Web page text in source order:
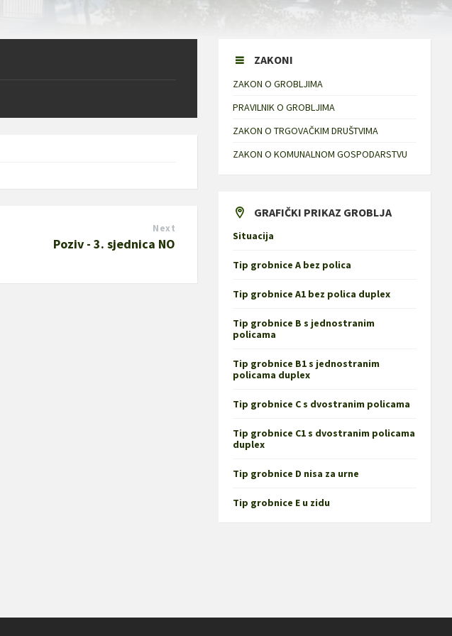
Next
Poziv - 3. sjednica NO
ZAKONI
ZAKON O GROBLJIMA
PRAVILNIK O GROBLJIMA
ZAKON O TRGOVAČKIM DRUŠTVIMA
ZAKON O KOMUNALNOM GOSPODARSTVU
GRAFIČKI PRIKAZ GROBLJA
Situacija
Tip grobnice A bez polica
Tip grobnice A1 bez polica duplex
Tip grobnice B s jednostranim
policama
Tip grobnice B1 s jednostranim
policama duplex
Tip grobnice C s dvostranim policama
Tip grobnice C1 s dvostranim policama
duplex
Tip grobnice D nisa za urne
Tip grobnice E u zidu